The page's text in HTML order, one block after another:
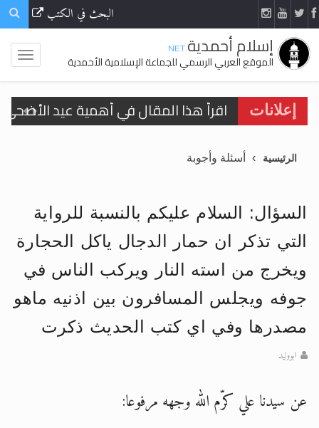
البحث في الكتب
إسلام أحمدية.NET
الموقع العربي الرسمي للجماعة الإسلامية الأحمدية
إعلانات
اقرأ هذا المقال في أهمية عيد
تعميم هامّ لأفراد الجماعة >> المزيد
تعميم هامّ لأفراد الجماعة >> المزيد
اقرأ هذا الكتاب وتعرّف على حقيقة
الرئيسية أسئلة وأجوبة
السؤال: السلام عليكم بالنسبة للرواية
التي تذكر ان حمار الدجال ياكل الحجارة
ويخرج من استه النار ويركب الناس في
جوفه ويجلس المسافرون بين اذنيه ماهو
مصدرها وفي اي كتب الحديث ذكرت
ابووليد
عن سيدنا علي كرّم الله وجهه مرفوعا: